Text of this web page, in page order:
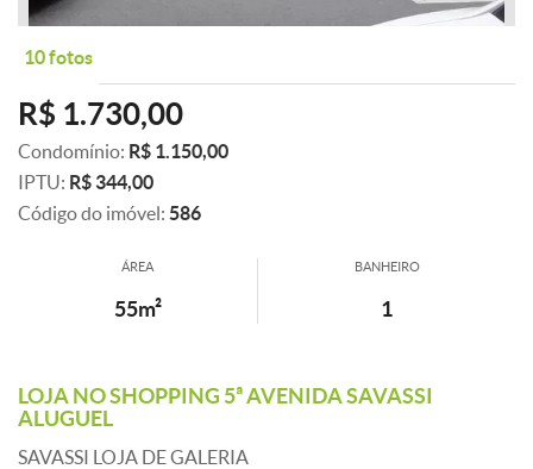
10 fotos
R$ 1.730,00
Condomínio: R$ 1.150,00
IPTU: R$ 344,00
Código do imóvel: 586
ÁREA
55m²
BANHEIRO
1
LOJA NO SHOPPING 5ª AVENIDA SAVASSI
ALUGUEL
SAVASSI LOJA DE GALERIA